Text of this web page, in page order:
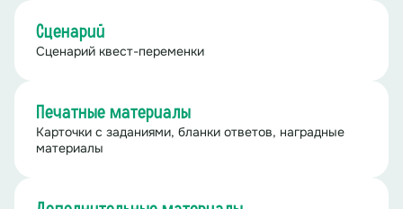
Сценарий
Сценарий квест-переменки
Печатные материалы
Карточки с заданиями, бланки ответов, наградные
материалы